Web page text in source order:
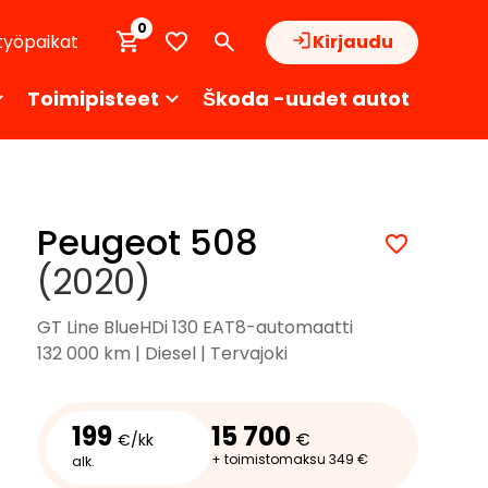
Kirjaudu
0
Toimipisteet Škoda -uudet autot
Peugeot 508
(2020)
GT Line BlueHDi 130 EAT8-automaatti
132 000 km | Diesel | Tervajoki
199 €/kk
alk.
15 700 €
+ toimistomaksu 349 €